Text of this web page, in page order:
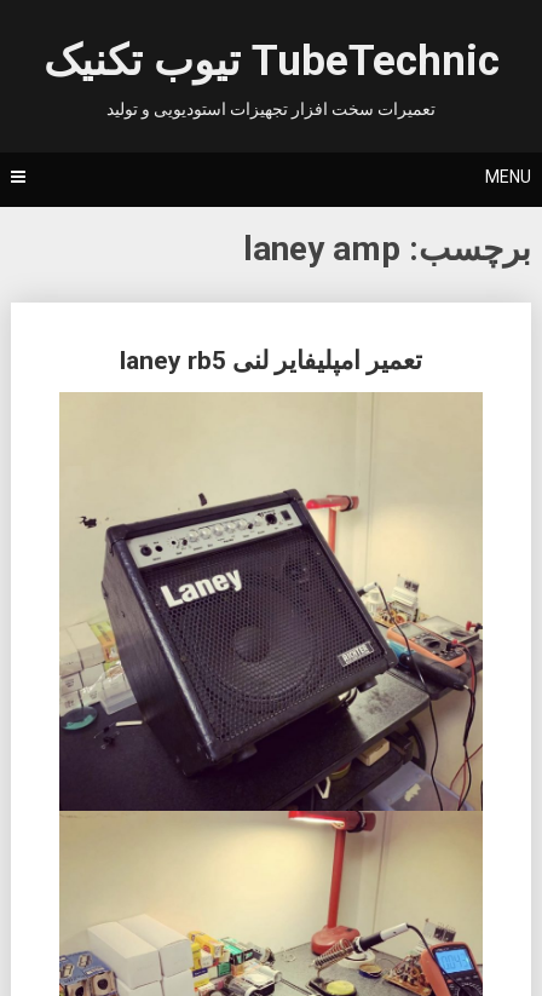
contentTubeTechnic تیوب تکنیک
تعمیرات سخت افزار تجهیزات استودیویی و تولید
MENU
برچسب: laney amp
تعمیر امپلیفایر لنی laney rb5navigation